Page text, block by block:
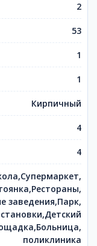
2
53
1
1
Кирпичный
4
4
заведения,Парк,
поликлиника